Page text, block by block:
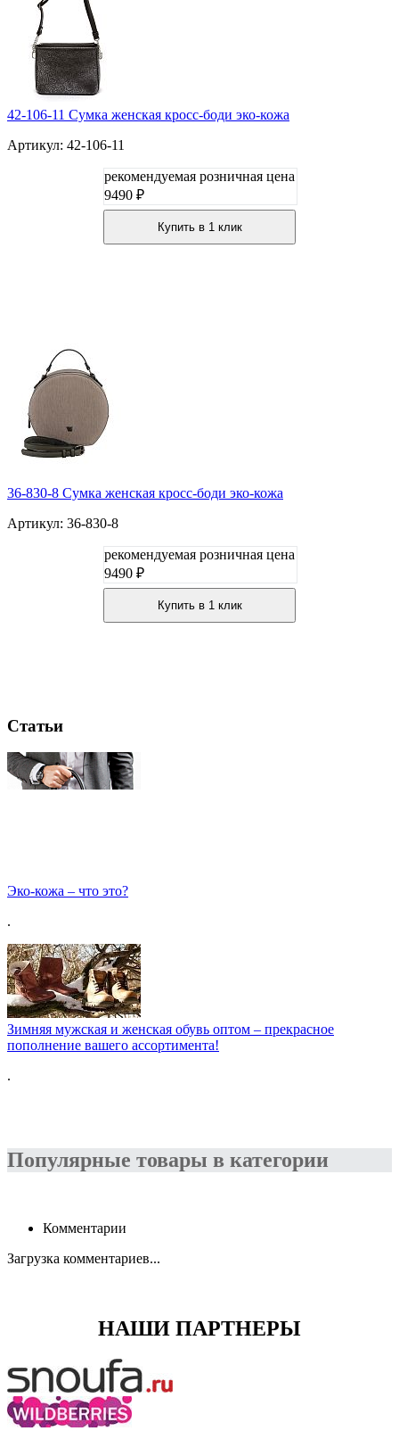
42-106-11 Сумка женская кросс-боди эко-кожа
Артикул: 42-106-11
рекомендуемая розничная цена
9490 ₽
Купить в 1 клик
36-830-8 Сумка женская кросс-боди эко-кожа
Артикул: 36-830-8
рекомендуемая розничная цена
9490 ₽
Купить в 1 клик
Статьи
Эко-кожа – что это?
.
Зимняя мужская и женская обувь оптом – прекрасное
пополнение вашего ассортимента!
.
Популярные товары в категории
Комментарии
Загрузка комментариев...
НАШИ ПАРТНЕРЫ